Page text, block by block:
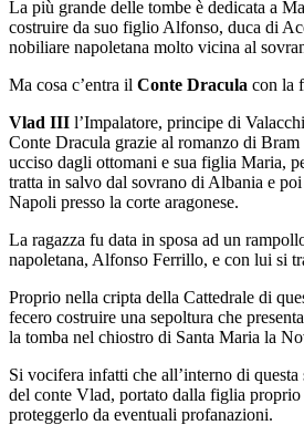
La più grande delle tombe è dedicata a
costruire da suo figlio Alfonso, duca di
nobiliare napoletana molto vicina al
Ma cosa c’entra il Conte Dracula con la
Vlad III l’Impalatore, principe di
Conte Dracula grazie al romanzo di
ucciso dagli ottomani e sua figlia Maria,
tratta in salvo dal sovrano di Albania e poi
Napoli presso la corte aragonese.
La ragazza fu data in sposa ad un
napoletana, Alfonso Ferrillo, e con lui si
Proprio nella cripta della Cattedrale di
fecero costruire una sepoltura che
la tomba nel chiostro di Santa Maria la
Si vocifera infatti che all’interno di
del conte Vlad, portato dalla figlia
proteggerlo da eventuali profanazioni.